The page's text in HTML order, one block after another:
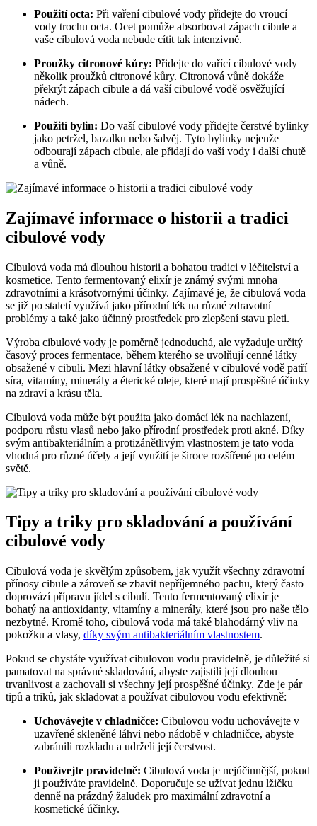
Použití octa: Při vaření cibulové vody přidejte do vroucí
vody trochu octa. Ocet pomůže absorbovat zápach cibule a
vaše cibulová voda nebude cítit tak intenzivně.
Proužky citronové kůry: Přidejte do vařící cibulové vody
několik proužků citronové kůry. Citronová vůně dokáže
překrýt zápach cibule a dá vaší cibulové vodě osvěžující
nádech.
Použití bylin: Do vaší cibulové vody přidejte čerstvé bylinky
jako petržel, bazalku nebo šalvěj. Tyto bylinky nejenže
odbourají zápach cibule, ale přidají do vaší vody i další chutě
a vůně.
Zajímavé informace o historii a tradici
cibulové vody
Cibulová voda má dlouhou historii a bohatou tradici v léčitelství a
kosmetice. Tento fermentovaný elixír je známý svými mnoha
zdravotními a krásotvornými účinky. Zajímavé je, že cibulová voda
se již po staletí využívá jako přírodní lék na různé zdravotní
problémy a také jako účinný prostředek pro zlepšení stavu pleti.
Výroba cibulové vody je poměrně jednoduchá, ale vyžaduje určitý
časový proces fermentace, během kterého se uvolňují cenné látky
obsažené v cibuli. Mezi hlavní látky obsažené v cibulové vodě patří
síra, vitamíny, minerály a éterické oleje, které mají prospěšné účinky
na zdraví a krásu těla.
Cibulová voda může být použita jako domácí lék na nachlazení,
podporu růstu vlasů nebo jako přírodní prostředek proti akné. Díky
svým antibakteriálním a protizánětlivým vlastnostem je tato voda
vhodná pro různé účely a její využití je široce rozšířené po celém
světě.
Tipy a triky pro skladování a používání
cibulové vody
Cibulová voda je skvělým způsobem, jak využít všechny zdravotní
přínosy cibule a zároveň se zbavit nepříjemného pachu, který často
doprovází přípravu jídel s cibulí. Tento fermentovaný elixír je
bohatý na antioxidanty, vitamíny a minerály, které jsou pro naše tělo
nezbytné. Kromě toho, cibulová voda má také blahodárný vliv na
pokožku a vlasy, díky svým antibakteriálním vlastnostem.
Pokud se chystáte využívat cibulovou vodu pravidelně, je důležité si
pamatovat na správné skladování, abyste zajistili její dlouhou
trvanlivost a zachovali si všechny její prospěšné účinky. Zde je pár
tipů a triků, jak skladovat a používat cibulovou vodu efektivně:
Uchovávejte v chladničce: Cibulovou vodu uchovávejte v
uzavřené skleněné láhvi nebo nádobě v chladničce, abyste
zabránili rozkladu a udrželi její čerstvost.
Používejte pravidelně: Cibulová voda je nejúčinnější, pokud
ji používáte pravidelně. Doporučuje se užívat jednu lžičku
denně na prázdný žaludek pro maximální zdravotní a
kosmetické účinky.